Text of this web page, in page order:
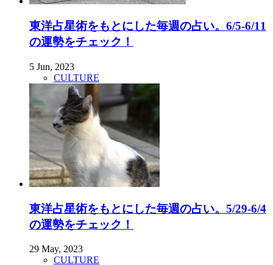
東洋占星術をもとにした毎週の占い。6/5-6/11
の運勢をチェック！
5 Jun, 2023
CULTURE
東洋占星術をもとにした毎週の占い。5/29-6/4
の運勢をチェック！
29 May, 2023
CULTURE